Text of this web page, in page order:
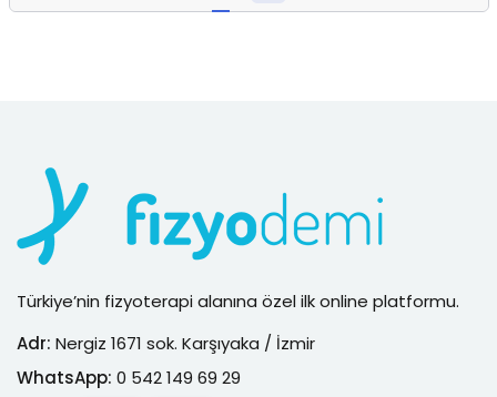
Türkiye’nin fizyoterapi alanına özel ilk online platformu.
Adr: Nergiz 1671 sok. Karşıyaka / İzmir
WhatsApp: 0 542 149 69 29